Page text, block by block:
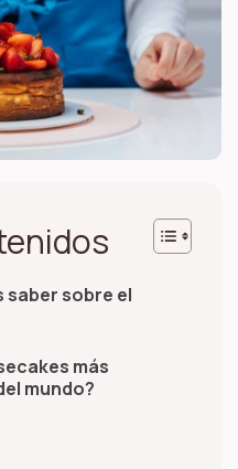
saber sobre el
más
mundo?